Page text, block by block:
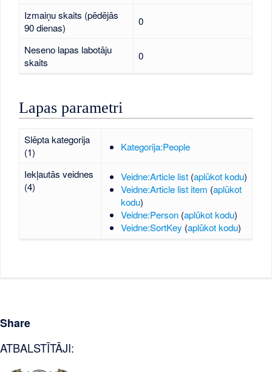
Izmaiņu skaits (pēdējās
90 dienas)
0
Neseno lapas labotāju
skaits
0
Lapas parametri
Slēpta kategorija
(1)
Kategorija:People
Iekļautās veidnes
(4)
Veidne:Article list (aplūkot kodu)
Veidne:Article list item (aplūkot
kodu)
Veidne:Person (aplūkot kodu)
Veidne:SortKey (aplūkot kodu)
Share
ATBALSTĪTĀJI: